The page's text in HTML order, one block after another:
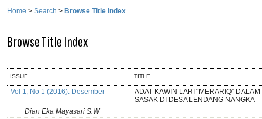
Home > Search > Browse Title Index
Browse Title Index
ISSUE TITLE
Vol 1, No 1 (2016): Desember
ADAT KAWIN LARI “MERARIQ”
SASAK DI DESA LENDANG NANGKA
Dian Eka Mayasari S.W